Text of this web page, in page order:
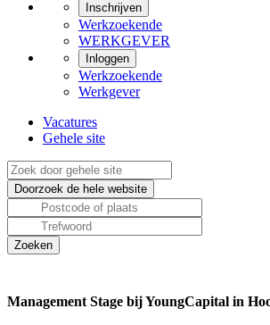
Inschrijven
Werkzoekende
WERKGEVER
Inloggen
Werkzoekende
Werkgever
Vacatures
Gehele site
Management Stage bij YoungCapital in